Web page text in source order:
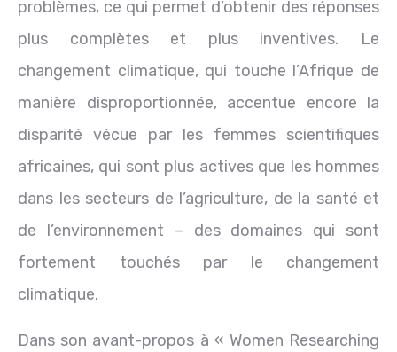
problèmes, ce qui permet d’obtenir des réponses
plus complètes et plus inventives. Le
changement climatique, qui touche l’Afrique de
manière disproportionnée, accentue encore la
disparité vécue par les femmes scientifiques
africaines, qui sont plus actives que les hommes
dans les secteurs de l’agriculture, de la santé et
de l’environnement – des domaines qui sont
fortement touchés par le changement
climatique.
Dans son avant-propos à « Women Researching